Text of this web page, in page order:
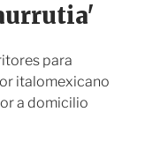
r
para
italomexicano
a domicilio